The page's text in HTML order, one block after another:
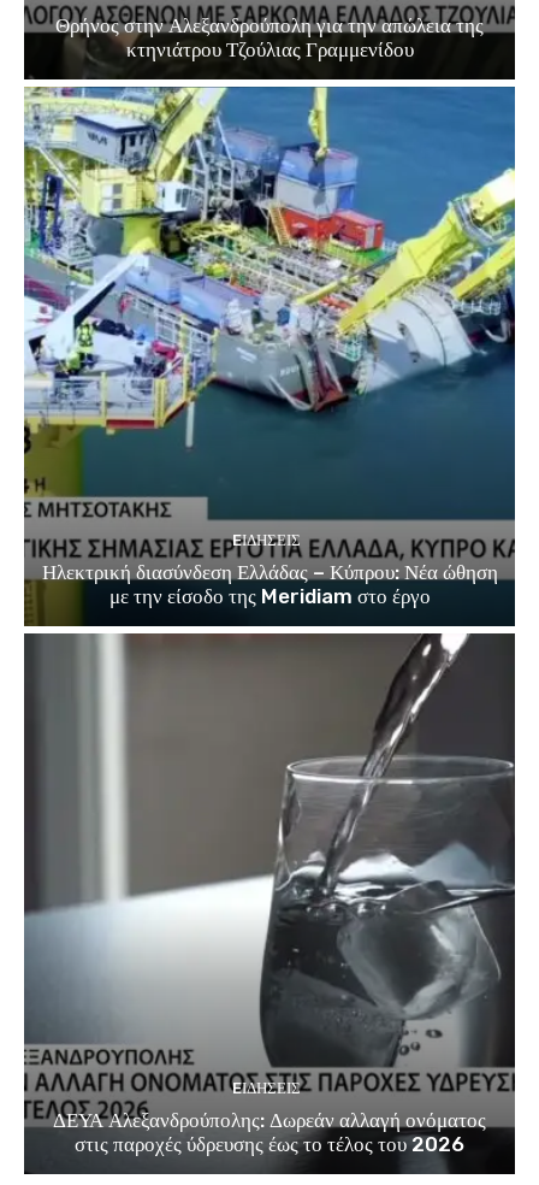
Θρήνος στην Αλεξανδρούπολη για την απώλεια της
κτηνιάτρου Τζούλιας Γραμμενίδου
EΙΔΗΣΕΙΣ
Ηλεκτρική διασύνδεση Ελλάδας – Κύπρου: Νέα ώθηση
με την είσοδο της Meridiam στο έργο
EΙΔΗΣΕΙΣ
ΔΕΥΑ Αλεξανδρούπολης: Δωρεάν αλλαγή ονόματος
στις παροχές ύδρευσης έως το τέλος του 2026